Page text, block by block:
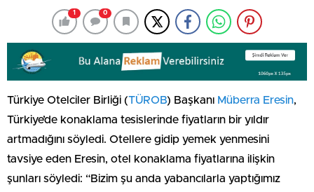
1 0
Türkiye Otelciler Birliği (TÜROB) Başkanı Müberra Eresin,
Türkiye’de konaklama tesislerinde fiyatların bir yıldır
artmadığını söyledi. Otellere gidip yemek yenmesini
tavsiye eden Eresin, otel konaklama fiyatlarına ilişkin
şunları söyledi: “Bizim şu anda yabancılarla yaptığımız